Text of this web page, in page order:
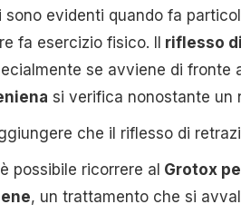
sono evidenti quando fa
fa esercizio fisico. Il
riflesso
se avviene di fronte
si verifica nonostante un
che il riflesso di
possibile ricorrere al Grotox
, un trattamento che si